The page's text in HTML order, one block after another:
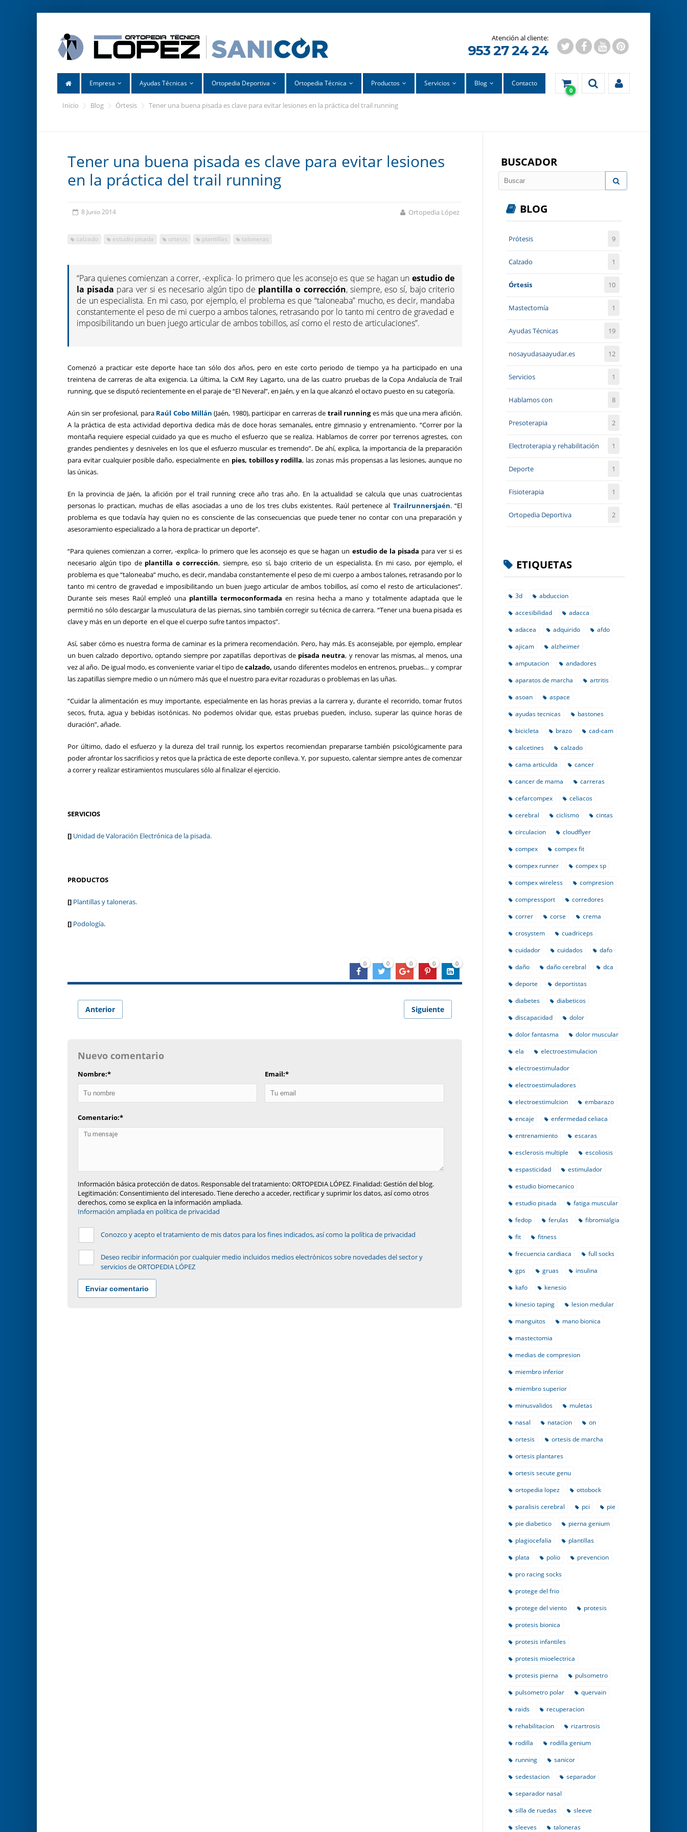
953 27 24 24
Empresa Ayudas Técnicas Ortopedia Deportiva Ortopedia Técnica Productos Servicios Blog Contacto
0
inicio blog órtesis tener una buena pisada es clave para evitar lesiones en la práctica del trail running
Tener una buena pisada es clave para evitar lesiones
en la práctica del trail running
8 Junio 2014 Ortopedia López
“Para quienes comienzan a correr, -explica- lo primero que les aconsejo es que se hagan un estudio de
la pisada para ver si es necesario algún tipo de plantilla o corrección, siempre, eso sí, bajo criterio
de un especialista. En mi caso, por ejemplo, el problema es que “taloneaba” mucho, es decir, mandaba
constantemente el peso de mi cuerpo a ambos talones, retrasando por lo tanto mi centro de gravedad e
imposibilitando un buen juego articular de ambos tobillos, así como el resto de articulaciones”.
Comenzó a practicar este deporte hace tan sólo dos años, pero en este corto periodo de tiempo ya ha participado en una
treintena de carreras de alta exigencia. La última, la CxM Rey Lagarto, una de las cuatro pruebas de la Copa Andalucía de Trail
running, que se disputó recientemente en el paraje de “El Neveral”, en Jaén, y en la que alcanzó el octavo puesto en su categoría.
Aún sin ser profesional, para Raúl Cobo Millán (Jaén, 1980), participar en carreras de trail runninges más que una mera afición.
A la práctica de esta actividad deportiva dedica más de doce horas semanales, entre gimnasio y entrenamiento. “Correr por la
montaña requiere especial cuidado ya que es mucho el esfuerzo que se realiza. Hablamos de correr por terrenos agrestes, con
grandes pendientes y desniveles en los que el esfuerzo muscular es tremendo”. De ahí, explica, la importancia de la preparación
para evitar cualquier posible daño, especialmente en pies, tobillos y rodilla, las zonas más propensas a las lesiones, aunque no
las únicas.
En la provincia de Jaén, la afición por el trail running crece año tras año. En la actualidad se calcula que unas cuatrocientas
personas lo practican, muchas de ellas asociadas a uno de los tres clubs existentes. Raúl pertenece al Trailrunnersjaén. “El
problema es que todavía hay quien no es consciente de las consecuencias que puede tener no contar con una preparación y
asesoramiento especializado a la hora de practicar un deporte”.
“Para quienes comienzan a correr, -explica- lo primero que les aconsejo es que se hagan un estudio de la pisada para ver si es
necesario algún tipo de plantilla o corrección, siempre, eso sí, bajo criterio de un especialista. En mi caso, por ejemplo, el
problema es que “taloneaba” mucho, es decir, mandaba constantemente el peso de mi cuerpo a ambos talones, retrasando por lo
tanto mi centro de gravedad e imposibilitando un buen juego articular de ambos tobillos, así como el resto de articulaciones”.
Durante seis meses Raúl empleó una plantilla termoconformada en resina hecha a mano y totalmente adaptada que le
permitió no sólo descargar la musculatura de las piernas, sino también corregir su técnica de carrera. “Tener una buena pisada es
clave y más en un deporte en el que el cuerpo sufre tantos impactos”.
Así, saber cómo es nuestra forma de caminar es la primera recomendación. Pero, hay más. Es aconsejable, por ejemplo, emplear
un buen calzado deportivo, optando siempre por zapatillas deportivas de pisada neutra, y renovar las mismas, al menos, una
vez al año. De igual modo, es conveniente variar el tipo decalzado, usando diferentes modelos en entrenos, pruebas… y comprar
las zapatillas siempre medio o un número más que el nuestro para evitar rozaduras o problemas en las uñas.
“Cuidar la alimentación es muy importante, especialmente en las horas previas a la carrera y, durante el recorrido, tomar frutos
secos, fruta, agua y bebidas isotónicas. No podemos olvidar que, estas pruebas pueden, incluso, superar las quince horas de
duración”, añade.
Por último, dado el esfuerzo y la dureza del trail runnig, los expertos recomiendan prepararse también psicológicamente para
poder afrontar los sacrificios y retos que la práctica de este deporte conlleva. Y, por supuesto, calentar siempre antes de comenzar
a correr y realizar estiramientos musculares sólo al finalizar el ejercicio.
SERVICIOS
[] Unidad de Valoración Electrónica de la pisada.
PRODUCTOS
[] Plantillas y taloneras.
[] Podología.
calzado estudio pisada ortesis plantillas taloneras
0 0 0 0 0
Anterior Siguiente
Nuevo comentario
Nombre:* Email:*
Comentario:*
Información básica protección de datos. Responsable del tratamiento: ORTOPEDIA LÓPEZ. Finalidad: Gestión del blog.
Legitimación: Consentimiento del interesado. Tiene derecho a acceder, rectificar y suprimir los datos, así como otros
derechos, como se explica en la información ampliada.
Información ampliada en política de privacidad
Conozco y acepto el tratamiento de mis datos para los fines indicados, así como la política de privacidad
Deseo recibir información por cualquier medio incluidos medios electrónicos sobre novedades del sector y
servicios de ORTOPEDIA LÓPEZ
Enviar comentario
BUSCADOR
BLOG
Prótesis 9
Calzado 1
Órtesis 10
Mastectomía 1
Ayudas Técnicas 19
nosayudasaayudar.es 12
Servicios 1
Hablamos con 8
Presoterapia 2
Electroterapia y rehabilitación 1
Deporte 1
Fisioterapia 1
Ortopedia Deportiva 2
ETIQUETAS
3d
abduccion
accesibilidad
adacca
adacea
adquirido
afdo
ajicam
alzheimer
amputacion
andadores
aparatos de marcha
artritis
asoan
aspace
ayudas tecnicas
bastones
bicicleta
brazo
cad-cam
calcetines
calzado
cama articulda
cancer
cancer de mama
carreras
cefarcompex
celiacos
cerebral
ciclismo
cintas
circulacion
cloudflyer
compex
compex fit
compex runner
compex sp
compex wireless
compresion
compressport
corredores
correr
corse
crema
crosystem
cuadriceps
cuidador
cuidados
dafo
daño
daño cerebral
dca
deporte
deportistas
diabetes
diabeticos
discapacidad
dolor
dolor fantasma
dolor muscular
ela
electroestimulacion
electroestimulador
electroestimuladores
electroestimulcion
embarazo
encaje
enfermedad celiaca
entrenamiento
escaras
esclerosis multiple
escoliosis
espasticidad
estimulador
estudio biomecanico
estudio pisada
fatiga muscular
fedop
ferulas
fibromialgia
fit
fitness
frecuencia cardiaca
full socks
gps
gruas
insulina
kafo
kenesio
kinesio taping
lesion medular
manguitos
mano bionica
mastectomia
medias de compresion
miembro inferior
miembro superior
minusvalidos
muletas
nasal
natacion
on
ortesis
ortesis de marcha
ortesis plantares
ortesis secute genu
ortopedia lopez
ottobock
paralisis cerebral
pci
pie
pie diabetico
pierna genium
plagiocefalia
plantillas
plata
polio
prevencion
pro racing socks
protege del frio
protege del viento
protesis
protesis bionica
protesis infantiles
protesis mioelectrica
protesis pierna
pulsometro
pulsometro polar
quervain
raids
recuperacion
rehabilitacion
rizartrosis
rodilla
rodilla genium
running
sanicor
sedestacion
separador
separador nasal
silla de ruedas
sleeve
sleeves
taloneras